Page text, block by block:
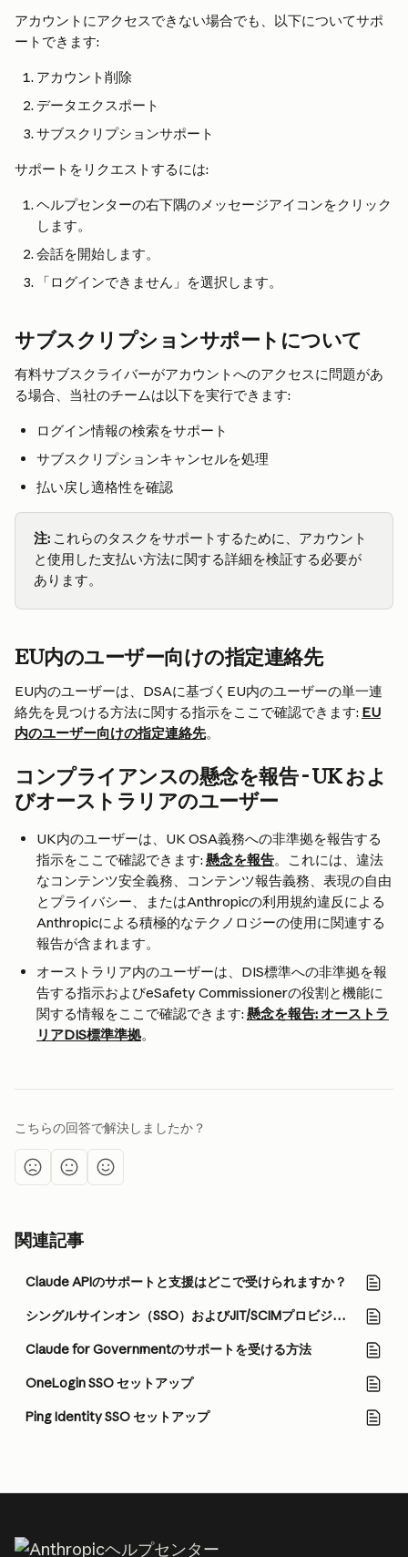
アカウントにアクセスできない場合でも、以下についてサポ
ートできます:
アカウント削除
データエクスポート
サブスクリプションサポート
サポートをリクエストするには:
ヘルプセンターの右下隅のメッセージアイコンをクリック
します。
会話を開始します。
「ログインできません」を選択します。
サブスクリプションサポートについて
有料サブスクライバーがアカウントへのアクセスに問題があ
る場合、当社のチームは以下を実行できます:
ログイン情報の検索をサポート
サブスクリプションキャンセルを処理
払い戻し適格性を確認
注: これらのタスクをサポートするために、アカウント
と使用した支払い方法に関する詳細を検証する必要が
あります。
EU内のユーザー向けの指定連絡先
EU内のユーザーは、DSAに基づくEU内のユーザーの単一連
絡先を見つける方法に関する指示をここで確認できます: EU
内のユーザー向けの指定連絡先。
コンプライアンスの懸念を報告 - UK およ
びオーストラリアのユーザー
UK内のユーザーは、UK OSA義務への非準拠を報告する
指示をここで確認できます: 懸念を報告。これには、違法
なコンテンツ安全義務、コンテンツ報告義務、表現の自由
とプライバシー、またはAnthropicの利用規約違反による
Anthropicによる積極的なテクノロジーの使用に関連する
報告が含まれます。
オーストラリア内のユーザーは、DIS標準への非準拠を報
告する指示およびeSafety Commissionerの役割と機能に
関する情報をここで確認できます: 懸念を報告: オーストラ
リアDIS標準準拠。
こちらの回答で解決しましたか？
関連記事
Claude APIのサポートと支援はどこで受けられますか？
シングルサインオン（SSO）およびJIT/SCIMプロビジョニングを有効にする前の重要な考慮事項
Claude for Governmentのサポートを受ける方法
OneLogin SSO セットアップ
Ping Identity SSO セットアップ